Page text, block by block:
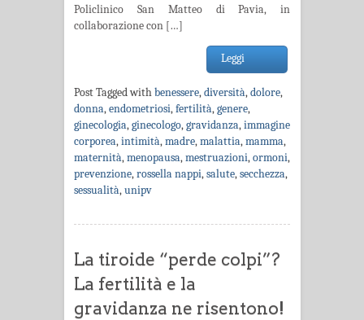
Policlinico San Matteo di Pavia, in
collaborazione con […]
Leggi
Post Tagged withbenessere,diversità,dolore,
donna,endometriosi,fertilità,genere,
ginecologia,ginecologo,gravidanza,immagine
corporea,intimità,madre,malattia,mamma,
maternità,menopausa,mestruazioni,ormoni,
prevenzione,rossella nappi,salute,secchezza,
sessualità,unipv
La tiroide “perde colpi”?
La fertilità e la
gravidanza ne risentono!